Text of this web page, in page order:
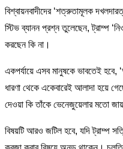
বিশ্বায়নবাদীদের ‘শত্রুতামূলক
স্টিভ ব্যানন প্রশ্ন তুলেছেন, ট্রাম্প
করছেন কি না।
একপর্যায়ে এসব মানুষকে ভাবতেই হবে,
ধারণা থেকে একেবারেই আলাদা হয়ে
দেওয়া কি তাঁকে ভেনেজুয়েলার মতো
বিষয়টি আরও জটিল হবে, যদি ট্রাম্প